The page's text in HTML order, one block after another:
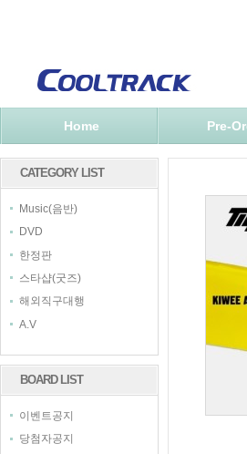
Home Pre-
CATEGORY LIST
Music(음반)
DVD
한정판
스타샵(굿즈)
해외직구대행
A.V
BOARD LIST
이벤트공지
당첨자공지